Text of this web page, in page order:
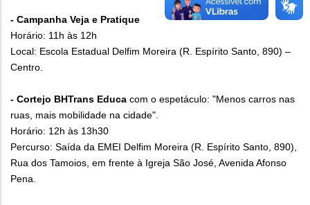
- Campanha Veja e Pratique
Horário: 11h às 12h
Local: Escola Estadual Delfim Moreira (R. Espírito Santo, 890) –
Centro.
- Cortejo BHTrans Educa com o espetáculo: "Menos carros nas
ruas, mais mobilidade na cidade".
Horário: 12h às 13h30
Percurso: Saída da EMEI Delfim Moreira (R. Espírito Santo, 890),
Rua dos Tamoios, em frente à Igreja São José, Avenida Afonso
Pena.